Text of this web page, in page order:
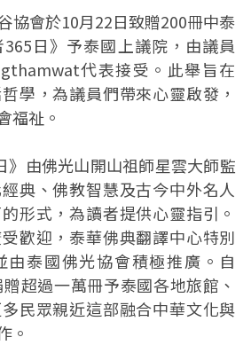
協會於10月22日致贈200冊中泰
日》予泰國上議院，由議員
代表接受。此舉旨在
學，為議員們帶來心靈啟發，
福祉。
》由佛光山開山祖師星雲大師監
典、佛教智慧及古今中外名人
形式，為讀者提供心靈指引。
歡迎，泰華佛典翻譯中心特別
由泰國佛光協會積極推廣。自
超過一萬冊予泰國各地旅館、
民眾親近這部融合中華文化與
。